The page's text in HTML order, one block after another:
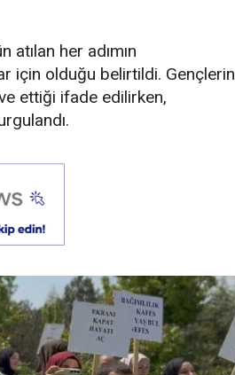
atılan her adımın
için olduğu belirtildi. Gençlerin
ettiği ifade edilirken,